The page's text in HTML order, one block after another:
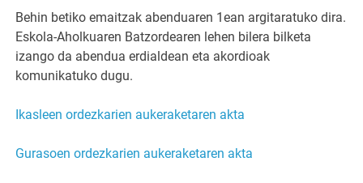
Behin betiko emaitzak abenduaren 1ean argitaratuko dira.
Eskola-Aholkuaren Batzordearen lehen bilera bilketa
izango da abendua erdialdean eta akordioak
komunikatuko dugu.
Ikasleen ordezkarien aukeraketaren akta
Gurasoen ordezkarien aukeraketaren akta